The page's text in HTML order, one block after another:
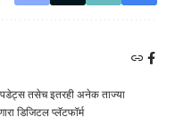
तसेच इतरही अनेक ताज्या
डिजिटल प्लॅटफॉर्म